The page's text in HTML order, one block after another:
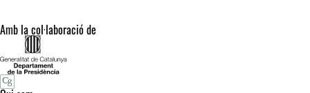
Amb la col·laboració de